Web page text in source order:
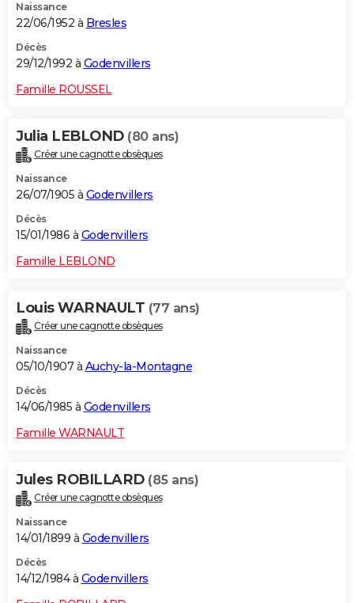
Naissance
22/06/1952 à Bresles
Décès
29/12/1992 à Godenvillers
Famille ROUSSEL
Julia LEBLOND (80 ans)
Créer une cagnotte obsèques
Naissance
26/07/1905 à Godenvillers
Décès
15/01/1986 à Godenvillers
Famille LEBLOND
Louis WARNAULT (77 ans)
Créer une cagnotte obsèques
Naissance
05/10/1907 à Auchy-la-Montagne
Décès
14/06/1985 à Godenvillers
Famille WARNAULT
Jules ROBILLARD (85 ans)
Créer une cagnotte obsèques
Naissance
14/01/1899 à Godenvillers
Décès
14/12/1984 à Godenvillers